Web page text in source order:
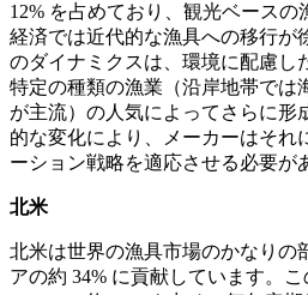
12% を占めており、観光ベース
経済では近代的な漁具への移行が
のダイナミクスは、環境に配慮し
特定の種類の漁業（沿岸地帯では
が主流）の人気によってさらに形
的な変化により、メーカーはそれ
ーション戦略を適応させる必要が
北米
北米は世界の漁具市場のかなりの
アの約 34% に貢献しています。